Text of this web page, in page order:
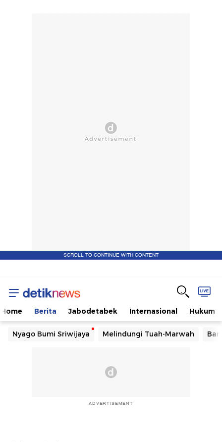
SCROLL TO CONTINUE WITH CONTENT
Home Berita Jabodetabek Internasional Hukum
Nyago Bumi Sriwijaya Melindungi Tuah-Marwah
ADVERTISEMENT